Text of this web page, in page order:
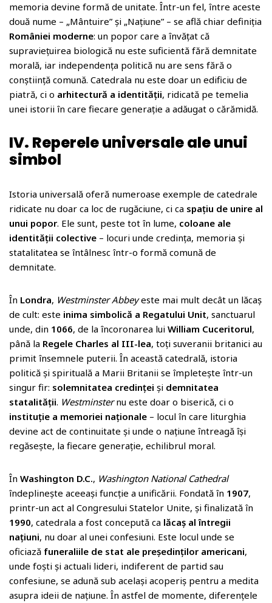
memoria devine formă de unitate. Într-un fel, între aceste
două nume – „Mântuire” și „Națiune” – se află chiar definiția
României moderne: un popor care a învățat că
supraviețuirea biologică nu este suficientă fără demnitate
morală, iar independența politică nu are sens fără o
conștiință comună. Catedrala nu este doar un edificiu de
piatră, ci o arhitectură a identității, ridicată pe temelia
unei istorii în care fiecare generație a adăugat o cărămidă.
IV. Reperele universale ale unui
simbol
Istoria universală oferă numeroase exemple de catedrale
ridicate nu doar ca loc de rugăciune, ci ca spațiu de unire al
unui popor. Ele sunt, peste tot în lume, coloane ale
identității colective – locuri unde credința, memoria și
statalitatea se întâlnesc într-o formă comună de
demnitate.
În Londra, Westminster Abbeyeste mai mult decât un lăcaș
de cult: este inima simbolică a Regatului Unit, sanctuarul
unde, din 1066, de la încoronarea lui William Cuceritorul,
până la Regele Charles al III-lea, toți suveranii britanici au
primit însemnele puterii. În această catedrală, istoria
politică și spirituală a Marii Britanii se împletește într-un
singur fir: solemnitatea credinței și demnitatea
statalității. Westminsternu este doar o biserică, ci o
instituție a memoriei naționale – locul în care liturghia
devine act de continuitate și unde o națiune întreagă își
regăsește, la fiecare generație, echilibrul moral.
În Washington D.C., Washington National Cathedral
îndeplinește aceeași funcție a unificării. Fondată în 1907,
printr-un act al Congresului Statelor Unite, și finalizată în
1990, catedrala a fost concepută ca lăcaș al întregii
națiuni, nu doar al unei confesiuni. Este locul unde se
oficiază funeraliile de stat ale președinților americani,
unde foști și actuali lideri, indiferent de partid sau
confesiune, se adună sub același acoperiș pentru a medita
asupra ideii de națiune. În astfel de momente, diferențele